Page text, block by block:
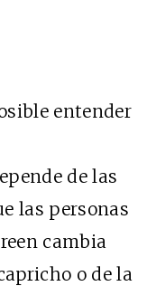
entender
de las
las personas
cambia
o de la